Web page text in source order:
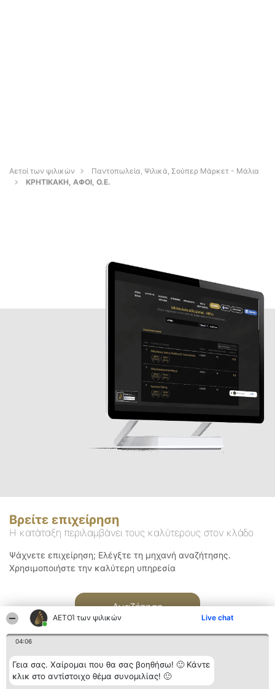
ΑΕΤΟΊ των ψιλικών Live chat
04:06
Γεια σας. Χαίρομαι που θα σας βοηθήσω! 🙂 Κάντε
κλικ στο αντίστοιχο θέμα συνομιλίας! 🙂
Αετοί των ψιλικών
Παντοπωλεία, Ψιλικά, Σούπερ Μάρκετ - Μάλια
ΚΡΗΤΙΚΑΚΗ, ΑΦΟΙ, Ο.Ε.
Βρείτε επιχείρηση
Η κατάταξη περιλαμβάνει τους καλύτερους στον κλάδο
Ψάχνετε επιχείρηση; Ελέγξτε τη μηχανή αναζήτησης.
Χρησιμοποιήστε την καλύτερη υπηρεσία
Αναζήτηση